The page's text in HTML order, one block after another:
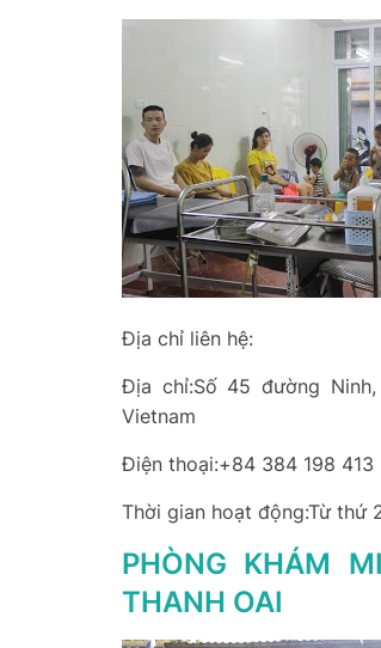
Địa chỉ liên hệ:
Địa chỉ:Số 45 đường
Vietnam
Điện thoại:+84 384 198 413
Thời gian hoạt động:Từ thứ
PHÒNG KHÁM
THANH OAI